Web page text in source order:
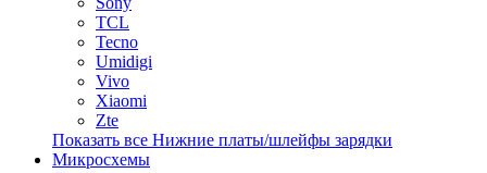
TCL
Tecno
Umidigi
Vivo
Xiaomi
Zte
Показать все Нижние платы/шлейфы зарядки
Микросхемы